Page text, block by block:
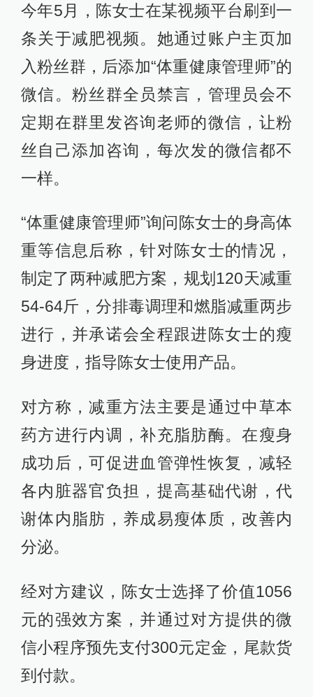
今年5月，陈女士在某视频平台刷到一
条关于减肥视频。她通过账户主页加
入粉丝群，后添加“体重健康管理师”的
微信。粉丝群全员禁言，管理员会不
定期在群里发咨询老师的微信，让粉
丝自己添加咨询，每次发的微信都不
一样。
“体重健康管理师”询问陈女士的身高体
重等信息后称，针对陈女士的情况，
制定了两种减肥方案，规划120天减重
54-64斤，分排毒调理和燃脂减重两步
进行，并承诺会全程跟进陈女士的瘦
身进度，指导陈女士使用产品。
对方称，减重方法主要是通过中草本
药方进行内调，补充脂肪酶。在瘦身
成功后，可促进血管弹性恢复，减轻
各内脏器官负担，提高基础代谢，代
谢体内脂肪，养成易瘦体质，改善内
分泌。
经对方建议，陈女士选择了价值1056
元的强效方案，并通过对方提供的微
信小程序预先支付300元定金，尾款货
到付款。